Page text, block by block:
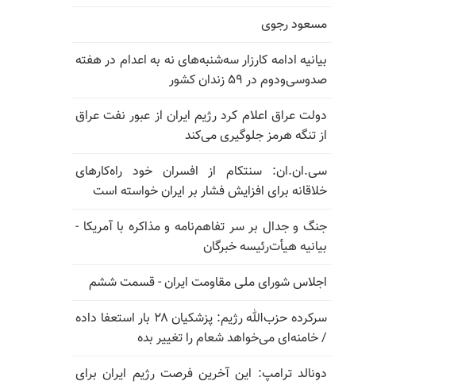
مسعود رجوی
بیانیه ادامه کارزار سه‌شنبه‌های نه به اعدام در هفته
صدوسی‌و‌دوم در ۵۹ زندان کشور
دولت عراق اعلام کرد رژیم ایران از عبور نفت عراق
از تنگه هرمز جلوگیری می‌کند
سی.ان.ان: سنتکام از افسران خود راه‌کارهای
خلاقانه برای افزایش فشار بر ایران خواسته است
جنگ و جدال بر سر تفاهم‌نامه و مذاکره با آمریکا -
بیانیه هیأت‌رئیسه خبرگان
اجلاس شورای ملی مقاومت ایران - قسمت ششم
سرکرده حزب‌الله رژیم: پزشکیان ۲۸ بار استعفا داده
/ خامنه‌ای می‌خواهد شعام را تغییر بده
دونالد ترامپ: این آخرین فرصت رژیم ایران برای